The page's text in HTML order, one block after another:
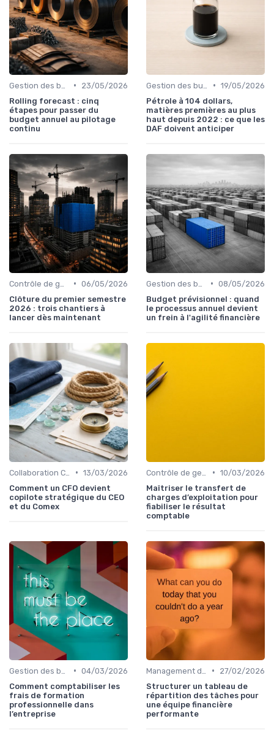
•
23/05/2026
Rolling forecast : cinq
étapes pour passer du
budget annuel au pilotage
continu
• 19/05/2026
Pétrole à 104 dollars,
matières premières au plus
haut depuis 2022 : ce que les
DAF doivent anticiper
• 06/05/2026
Clôture du premier semestre
2026 : trois chantiers à
lancer dès maintenant
• 08/05/2026
Budget prévisionnel : quand
le processus annuel devient
un frein à l'agilité financière
• 13/03/2026
Comment un CFO devient
copilote stratégique du CEO
et du Comex
• 10/03/2026
Maîtriser le transfert de
charges d’exploitation pour
fiabiliser le résultat
comptable
• 04/03/2026
Comment comptabiliser les
frais de formation
professionnelle dans
l’entreprise
•
27/02/2026
Structurer un tableau de
répartition des tâches pour
une équipe financière
performante